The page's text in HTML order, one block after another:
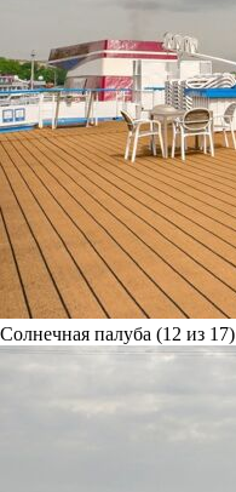
Солнечная палуба (12 из 17)